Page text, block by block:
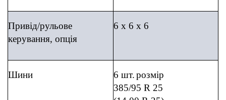
Привід/рульове
керування, опція
6 x 6 x 6
Шини 6 шт.розмір
385/95 R 25